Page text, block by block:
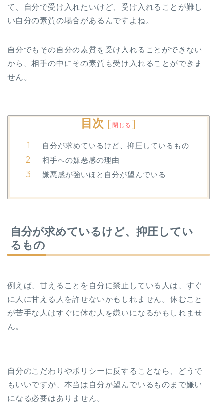
て、自分で受け入れたいけど、受け入れることが難し
い自分の素質の場合があるんですよね。
自分でもその自分の素質を受け入れることができない
から、相手の中にその素質も受け入れることができま
せん。
目次 [閉じる ]
自分が求めているけど、抑圧しているもの
相手への嫌悪感の理由
嫌悪感が強いほと自分が望んでいる
自分が求めているけど、抑圧してい
るもの
例えば、甘えることを自分に禁止している人は、すぐ
に人に甘える人を許せないかもしれません。休むこと
が苦手な人はすぐに休む人を嫌いになるかもしれませ
ん。
自分のこだわりやポリシーに反することなら、どうで
もいいですが、本当は自分が望んでいるものまで嫌い
になる必要はありません。